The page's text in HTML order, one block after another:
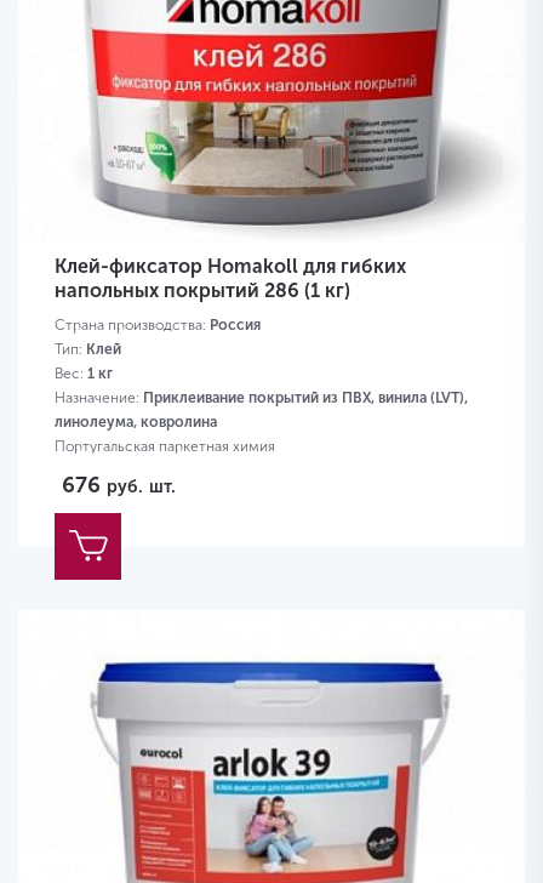
Клей-фиксатор Homakoll для гибких
напольных покрытий 286 (1 кг)
Страна производства: Россия
Тип: Клей
Вес: 1 кг
Назначение: Приклеивание покрытий из ПВХ, винила (LVT),
линолеума, ковролина
Португальская паркетная химия
676 руб. шт.